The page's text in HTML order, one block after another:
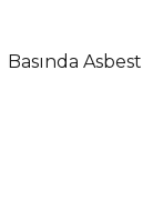
Basında Asbest